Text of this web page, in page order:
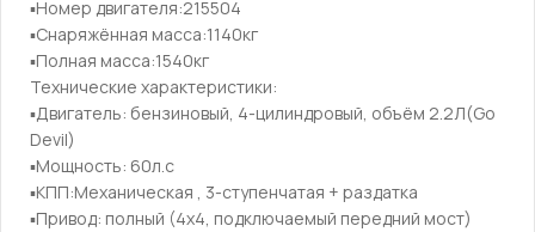
▪️Номер двигателя:215504
▪️Снаряжённая масса:1140кг
▪️Полная масса:1540кг
Технические характеристики:
▪️Двигатель: бензиновый, 4-цилиндровый, объём 2.2Л(Go
Dеvil)
▪️Мощность: 60л.с
▪️КПП:Механическая , 3-ступенчатая + раздатка
▪️Привод: полный (4х4, подключаемый передний мост)